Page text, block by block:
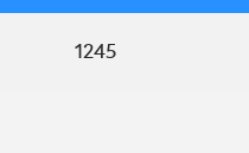
1245